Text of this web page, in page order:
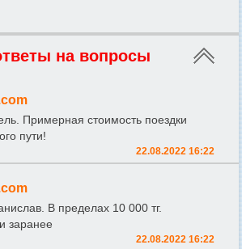
на вопросы
Примерная стоимость поездки
пути!
22.08.2022 16:22
В пределах 10 000 тг.
заранее
22.08.2022 16:22